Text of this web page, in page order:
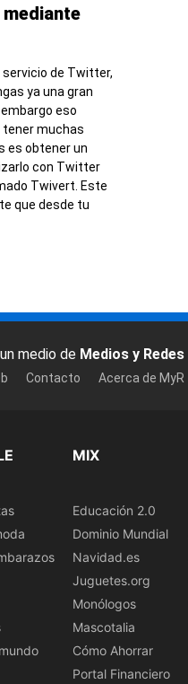
servicio de Twitter,
ya una gran
eso
muchas
es obtener un
con Twitter
Twivert. Este
que desde tu
medio de Medios y Redes
Contacto Acerca de MyR
MIX
Educación 2.0
Dominio Mundial
Navidad.es
Juguetes.org
Monólogos
Mascotalia
Cómo Ahorrar
Portal Financiero